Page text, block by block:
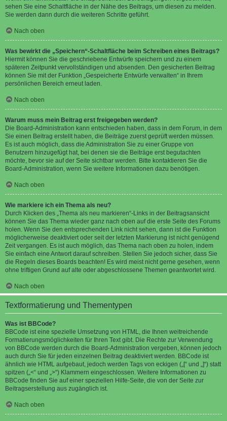
sehen Sie eine Schaltfläche in der Nähe des Beitrags, um diesen zu melden.
Sie werden dann durch die weiteren Schritte geführt.
Nach oben
Was bewirkt die „Speichern“-Schaltfläche beim Schreiben eines Beitrags?
Hiermit können Sie die geschriebene Entwürfe speichern und zu einem
späteren Zeitpunkt vervollständigen und absenden. Den gesicherten Beitrag
können Sie mit der Funktion „Gespeicherte Entwürfe verwalten“ in Ihrem
persönlichen Bereich erneut laden.
Nach oben
Warum muss mein Beitrag erst freigegeben werden?
Die Board-Administration kann entschieden haben, dass in dem Forum, in dem
Sie einen Beitrag erstellt haben, die Beiträge zuerst geprüft werden müssen.
Es ist auch möglich, dass die Administration Sie zu einer Gruppe von
Benutzern hinzugefügt hat, bei denen sie die Beiträge erst begutachten
möchte, bevor sie auf der Seite sichtbar werden. Bitte kontaktieren Sie die
Board-Administration, wenn Sie weitere Informationen dazu benötigen.
Nach oben
Wie markiere ich ein Thema als neu?
Durch Klicken des „Thema als neu markieren“-Links in der Beitragsansicht
können Sie das Thema wieder ganz nach oben auf die erste Seite des Forums
holen. Wenn Sie den entsprechenden Link nicht sehen, dann ist die Funktion
möglicherweise deaktiviert oder seit der letzten Markierung ist nicht genügend
Zeit vergangen. Es ist auch möglich, das Thema nach oben zu holen, indem
Sie einfach eine Antwort darauf schreiben. Stellen Sie jedoch sicher, dass Sie
die Regeln dieses Boards beachten! Es wird meist nicht gerne gesehen, wenn
ohne triftigen Grund auf alte oder abgeschlossene Themen geantwortet wird.
Nach oben
Textformatierung und Thementypen
Was ist BBCode?
BBCode ist eine spezielle Umsetzung von HTML, die Ihnen weitreichende
Formatierungsmöglichkeiten für Ihren Text gibt. Die Rechte zur Verwendung
von BBCode werden durch die Board-Administration vergeben, können jedoch
auch durch Sie für jeden einzelnen Beitrag deaktiviert werden. BBCode ist
ähnlich wie HTML aufgebaut, jedoch werden Tags von eckigen („[“ und „]“) statt
spitzen („<“ und „>“) Klammern eingeschlossen. Weitere Informationen zu
BBCode finden Sie auf einer speziellen Hilfe-Seite, die von der Seite zur
Beitragserstellung aus zugänglich ist.
Nach oben